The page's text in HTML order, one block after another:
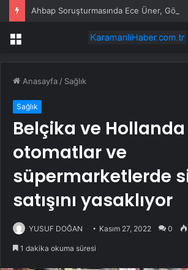
Menü
Anasayfa / Sağlık
Sağlık
Belçika ve Hollanda
otomatlar ve
süpermarketlerde
satışını yasaklıyor
YUSUF DOĞAN Kasım 27, 2022 0
1 dakika okuma süresi